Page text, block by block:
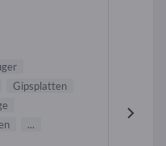
Gipsplatten
...